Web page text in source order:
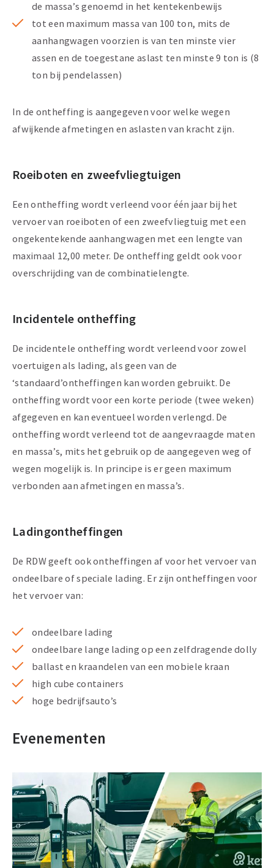
de massa’s genoemd in het kentekenbewijs
tot een maximum massa van 100 ton, mits de
aanhangwagen voorzien is van ten minste vier
assen en de toegestane aslast ten minste 9 ton is (8
ton bij pendelassen)
In de ontheffing is aangegeven voor welke wegen
afwijkende afmetingen en aslasten van kracht zijn.
Roeiboten en zweefvliegtuigen
Een ontheffing wordt verleend voor één jaar bij het
vervoer van roeiboten of een zweefvliegtuig met een
ongekentekende aanhangwagen met een lengte van
maximaal 12,00 meter. De ontheffing geldt ook voor
overschrijding van de combinatielengte.
Incidentele ontheffing
De incidentele ontheffing wordt verleend voor zowel
voertuigen als lading, als geen van de
‘standaard’ontheffingen kan worden gebruikt. De
ontheffing wordt voor een korte periode (twee weken)
afgegeven en kan eventueel worden verlengd. De
ontheffing wordt verleend tot de aangevraagde maten
en massa’s, mits het gebruik op de aangegeven weg of
wegen mogelijk is. In principe is er geen maximum
verbonden aan afmetingen en massa’s.
Ladingontheffingen
De RDW geeft ook ontheffingen af voor het vervoer van
ondeelbare of speciale lading. Er zijn ontheffingen voor
het vervoer van:
ondeelbare lading
ondeelbare lange lading op een zelfdragende dolly
ballast en kraandelen van een mobiele kraan
high cube containers
hoge bedrijfsauto’s
Evenementen